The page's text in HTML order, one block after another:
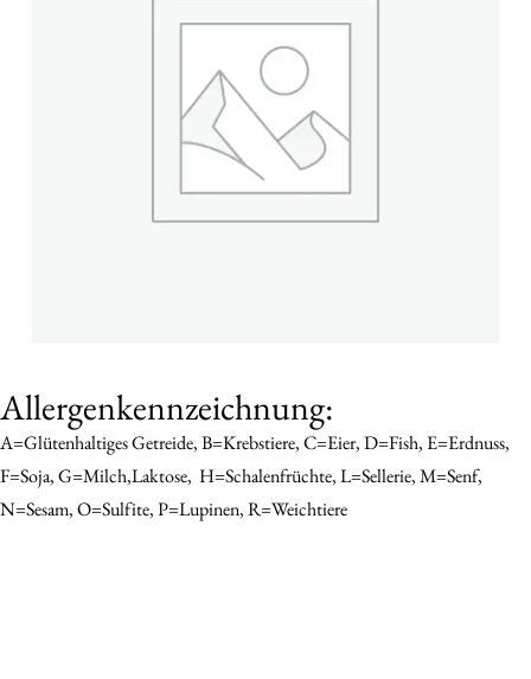
Allergenkennzeichnung:
A=Glütenhaltiges Getreide, B=Krebstiere, C=Eier, D=Fish, E=Erdnuss,
F=Soja, G=Milch,Laktose, H=schalenfrüchte, L=sellerie, M=senf,
N=sesam, O=sulfite, P=Lupinen, R=Weichtiere